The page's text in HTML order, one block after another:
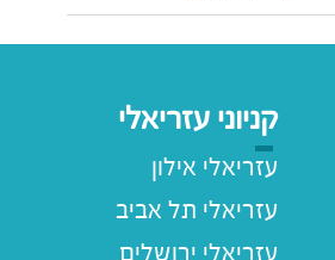
קניוני עזריאלי
עזריאלי אילון
עזריאלי תל אביב
עזריאלי ירושלים